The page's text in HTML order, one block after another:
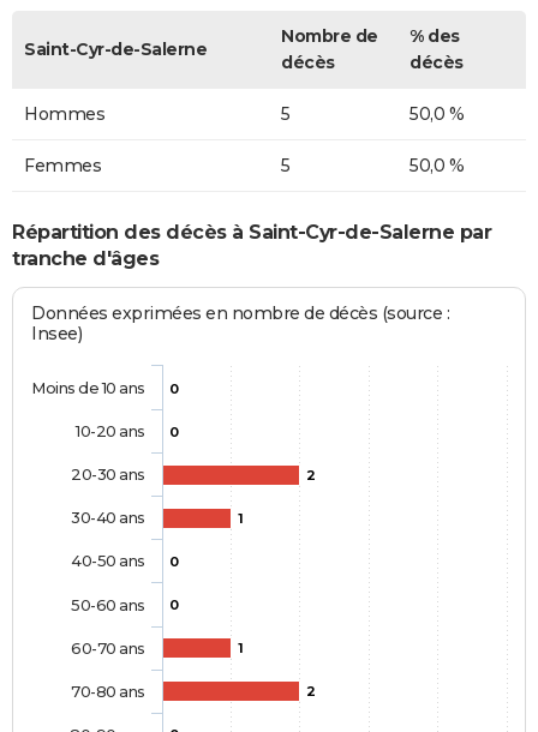
Saint-Cyr-de-Salerne
Nombre de
décès
% des
décès
Hommes 5 50,0 %
Femmes 5 50,0 %
Répartition des décès à Saint-Cyr-de-Salerne par
tranche d'âges
Données exprimées en nombre de décès (source :
Insee)
0
0
2
1
0
0
1
2
Moins de 10 ans
10-20 ans
20-30 ans
30-40 ans
40-50 ans
50-60 ans
60-70 ans
70-80 ans